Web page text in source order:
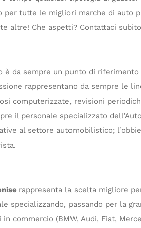
per tutte le migliori marche di auto
altre! Che aspetti? Contattaci
è da sempre un punto di
rappresentano da sempre le
computerizzate, revisioni
il personale specializzato
al settore automobilistico;
rappresenta la scelta migliore
specializzando, passando per la
commercio (BMW, Audi, Fiat,